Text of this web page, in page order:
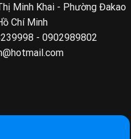
Minh Khai - Phường Đakao
Chí Minh
- 0902989802